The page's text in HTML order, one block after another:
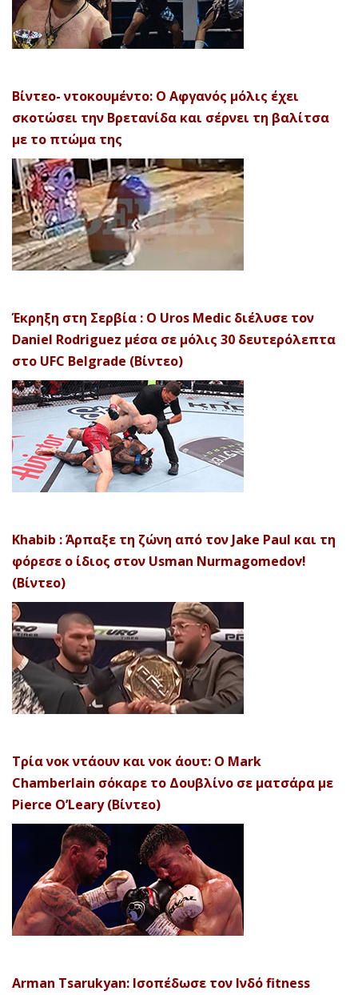
Βίντεο- ντοκουμέντο: Ο Αφγανός μόλις έχει
σκοτώσει την Βρετανίδα και σέρνει τη βαλίτσα
με το πτώμα της
Έκρηξη στη Σερβία : Ο Uros Medic διέλυσε τον
Daniel Rodriguez μέσα σε μόλις 30 δευτερόλεπτα
στο UFC Belgrade (Βίντεο)
Khabib : Άρπαξε τη ζώνη από τον Jake Paul και τη
φόρεσε ο ίδιος στον Usman Nurmagomedov!
(Βίντεο)
Τρία νοκ ντάουν και νοκ άουτ: Ο Mark
Chamberlain σόκαρε το Δουβλίνο σε ματσάρα με
Pierce O’Leary (Βίντεο)
Arman Tsarukyan: Ισοπέδωσε τον Ινδό fitness